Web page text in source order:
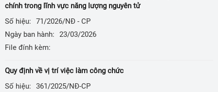
chính trong lĩnh vực năng lượng nguyên tử
Số hiệu:
71/2026/NĐ - CP
Ngày ban hành:
23/03/2026
File đính kèm:
Quy định về vị trí việc làm công chức
Số hiệu:
361/2025/NĐ-CP